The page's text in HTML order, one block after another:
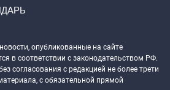
опубликованные на сайте
в соответствии с законодательством РФ.
согласования с редакцией не более трети
с обязательной прямой